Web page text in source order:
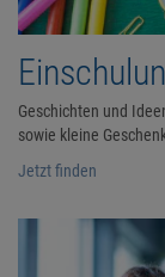
Geschichten und
sowie kleine
Jetzt finden